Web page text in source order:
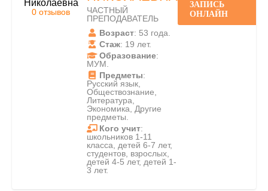
0 отзывов
ЧАСТНЫЙ
ПРЕПОДАВАТЕЛЬ
Возраст: 53 года.
Стаж: 19 лет.
Образование:
МУМ.
Предметы:
Русский язык,
Обществознание,
Литература,
Экономика, Другие
предметы.
Кого учит:
школьников 1-11
класса, детей 6-7 лет,
студентов, взрослых,
детей 4-5 лет, детей 1-
3 лет.
ЗАПИСЬ
ОНЛАЙН